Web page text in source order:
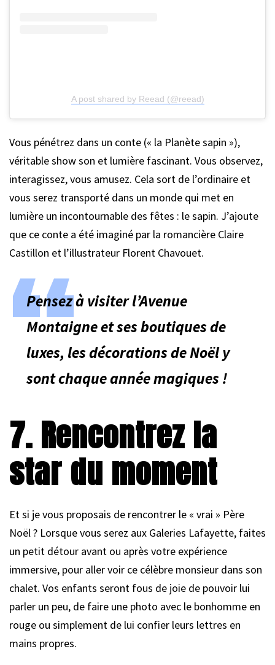
A post shared by Reead (@reead)
Vous pénétrez dans un conte (« la Planète sapin »),
véritable show son et lumière fascinant. Vous observez,
interagissez, vous amusez. Cela sort de l’ordinaire et
vous serez transporté dans un monde qui met en
lumière un incontournable des fêtes : le sapin. J’ajoute
que ce conte a été imaginé par la romancière Claire
Castillon et l’illustrateur Florent Chavouet.
Pensez à visiter l’Avenue
Montaigne et ses boutiques de
luxes, les décorations de Noël y
sont chaque année magiques !
7. Rencontrez la
star du moment
Et si je vous proposais de rencontrer le « vrai » Père
Noël ? Lorsque vous serez aux Galeries Lafayette, faites
un petit détour avant ou après votre expérience
immersive, pour aller voir ce célèbre monsieur dans son
chalet. Vos enfants seront fous de joie de pouvoir lui
parler un peu, de faire une photo avec le bonhomme en
rouge ou simplement de lui confier leurs lettres en
mains propres.